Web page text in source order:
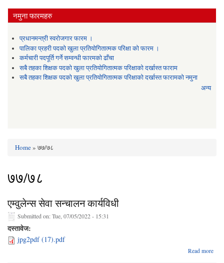
नमुना फारमहरु
प्रधानमन्त्री स्वरोजगार फारम ।
पालिका प्रहरी पदको खुला प्रतियोगितात्मक परिक्षा को फारम ।
कर्मचारी पदपूर्ति गर्ने सम्वन्धी फारमको ढाँचा
सबै तहका शिक्षक पदको खुला प्रतियोगितात्मक परिक्षाको दर्खास्त फाराम
सबै तहका शिक्षक पदको खुला प्रतियोगितात्मक परिक्षाको दर्खास्त फारामको नमुना
अन्य
Home» ७७/७८
७७/७८
एम्वुलेन्स सेवा सन्चालन कार्यविधी
Submitted on:Tue, 07/05/2022 - 15:31
दस्तावेज:
jpg2pdf (17).pdf
Read more